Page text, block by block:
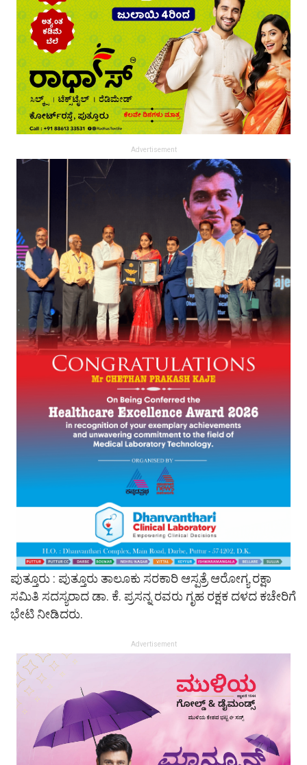
Advertisement
ಪುತ್ತೂರು : ಪುತ್ತೂರು ತಾಲೂಕು ಸರಕಾರಿ ಆಸ್ಪತ್ರೆ ಆರೋಗ್ಯ ರಕ್ಷಾ
ಸಮಿತಿ ಸದಸ್ಯರಾದ ಡಾ. ಕೆ. ಪ್ರಸನ್ನ ರವರು ಗೃಹ ರಕ್ಷಕ ದಳದ ಕಚೇರಿಗೆ
ಭೇಟಿ ನೀಡಿದರು.
Advertisement